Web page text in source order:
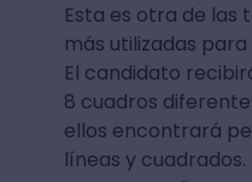
Esta es otra de las
más utilizadas
El candidato
8 cuadros
ellos encontrará
líneas y cuadrados.